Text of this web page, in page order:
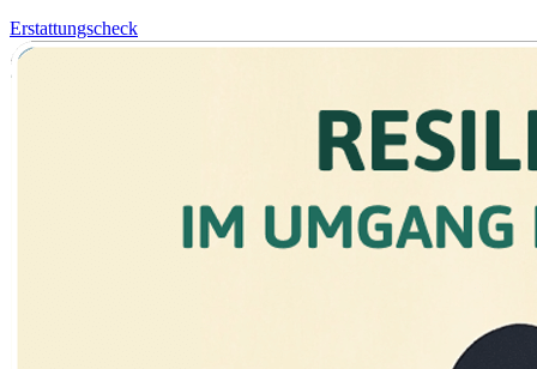
Erstattungscheck